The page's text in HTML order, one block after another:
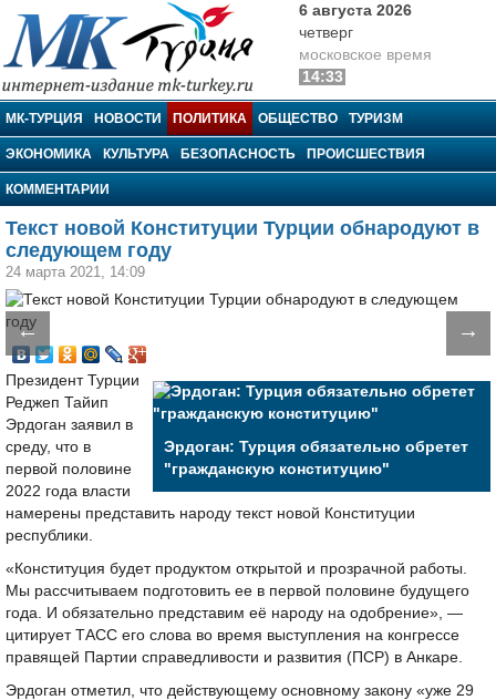
МК-Турция
6 августа 2026
четверг
московское время
14:33
МК-ТУРЦИЯ НОВОСТИ ПОЛИТИКА ОБЩЕСТВО ТУРИЗМ
ЭКОНОМИКА КУЛЬТУРА БЕЗОПАСНОСТЬ ПРОИСШЕСТВИЯ
КОММЕНТАРИИ
Текст новой Конституции Турции обнародуют в
следующем году
24 марта 2021, 14:09
← →
Эрдоган: Турция обязательно обретет
"гражданскую конституцию"
Президент Турции
Реджеп Тайип
Эрдоган заявил в
среду, что в
первой половине
2022 года власти
намерены представить народу текст новой Конституции
республики.
«Конституция будет продуктом открытой и прозрачной работы.
Мы рассчитываем подготовить ее в первой половине будущего
года. И обязательно представим её народу на одобрение», —
цитирует ТАСС его слова во время выступления на конгрессе
правящей Партии справедливости и развития (ПСР) в Анкаре.
Эрдоган отметил, что действующему основному закону «уже 29